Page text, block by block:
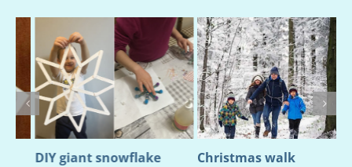
DIY giant snowflake
Christmas walk